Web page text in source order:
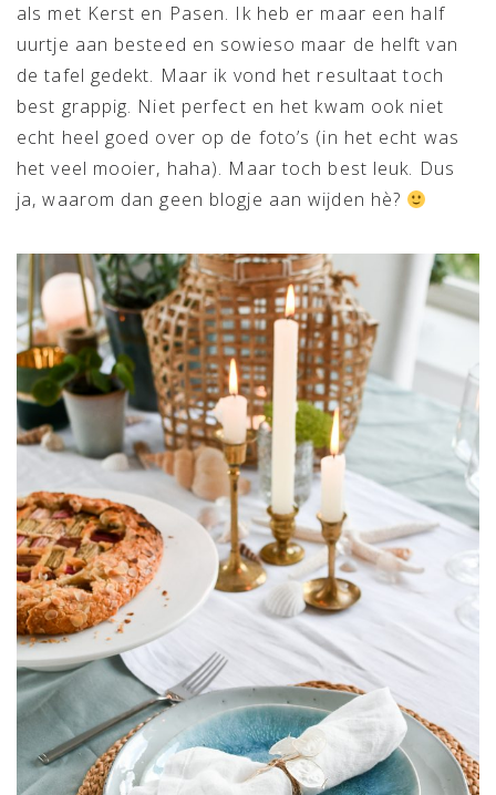
als met Kerst en Pasen. Ik heb er maar een half
uurtje aan besteed en sowieso maar de helft van
de tafel gedekt. Maar ik vond het resultaat toch
best grappig. Niet perfect en het kwam ook niet
echt heel goed over op de foto’s (in het echt was
het veel mooier, haha). Maar toch best leuk. Dus
ja, waarom dan geen blogje aan wijden hè?